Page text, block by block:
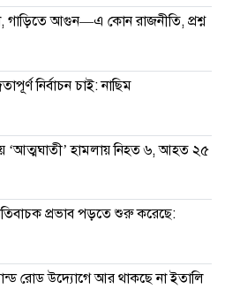
গাড়িতে আগুন—এ কোন রাজনীতি, প্রশ্ন
নির্বাচন চাই: না‌ছিম
‘আত্মঘাতী’ হামলায় নিহত ৬, আহত ২৫
প্রভাব পড়তে শুরু করেছে:
রোড উদ্যোগে আর থাকছে না ইতালি